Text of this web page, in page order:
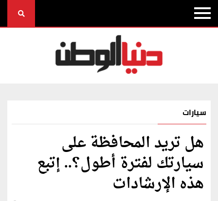
سيارات
هل تريد المحافظة على
سيارتك لفترة أطول؟.. إتبع
هذه الإرشادات